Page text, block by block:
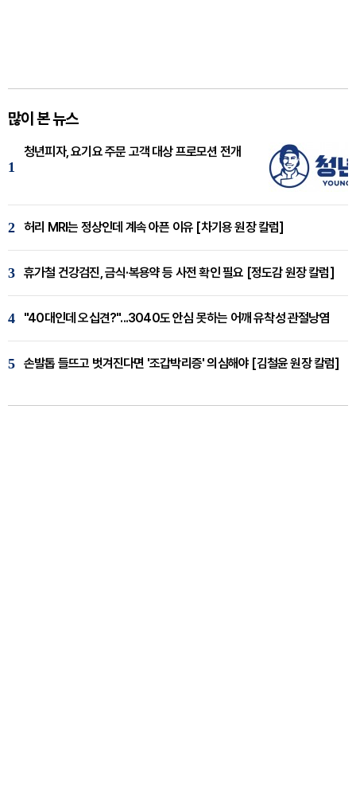
많이 본 뉴스
1
청년피자, 요기요 주문 고객 대상 프로모션 전개
2 허리 MRI는 정상인데 계속 아픈 이유 [차기용 원장 칼럼]
3 휴가철 건강검진, 금식·복용약 등 사전 확인 필요 [정도감 원장 칼럼]
4 "40대인데 오십견?"...3040도 안심 못하는 어깨 유착성 관절낭염
5 손발톱 들뜨고 벗겨진다면 '조갑박리증' 의심해야 [김철윤 원장 칼럼]